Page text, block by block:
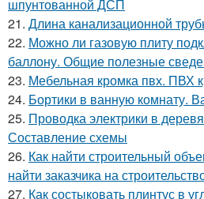
шпунтованной ДСП
21. Длина канализационной
22. Можно ли газовую плиту
баллону. Общие полезные
23. Мебельная кромка пвх. ПВХ
24. Бортики в ванную комнату.
25. Проводка электрики в
Составление схемы
26. Как найти строительный
найти заказчика на
27. Как состыковать плинтус в